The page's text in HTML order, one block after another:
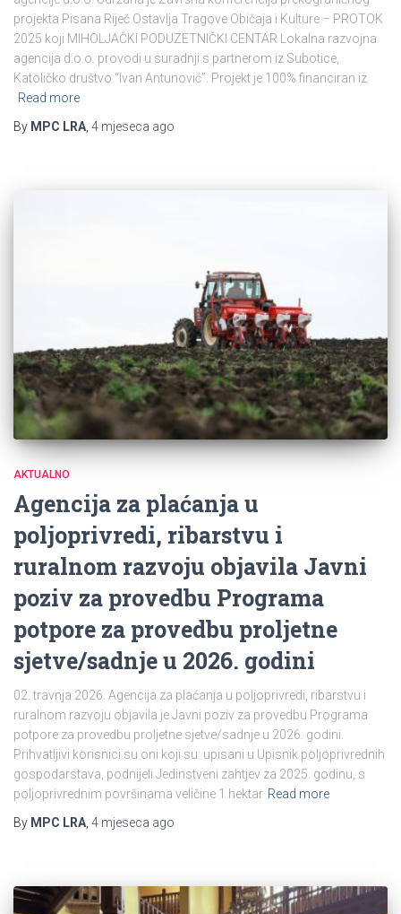
projekta Pisana Riječ Ostavlja Tragove Običaja i Kulture – PROTOK
2025 koji MIHOLJAČKI PODUZETNIČKI CENTAR Lokalna razvojna
agencija d.o.o. provodi u suradnji s partnerom iz Subotice,
Katoličko društvo “Ivan Antunović”. Projekt je 100% financiran iz
Read more
By MPC LRA 4 mjeseca ago
AKTUALNO
Agencija za plaćanja u
poljoprivredi, ribarstvu i
ruralnom razvoju objavila Javni
poziv za provedbu Programa
potpore za provedbu proljetne
sjetve/sadnje u 2026. godini
02. travnja 2026. Agencija za plaćanja u poljoprivredi, ribarstvu i
ruralnom razvoju objavila je Javni poziv za provedbu Programa
potpore za provedbu proljetne sjetve/sadnje u 2026. godini.
Prihvatljivi korisnici su oni koji su: upisani u Upisnik poljoprivrednih
gospodarstava, podnijeli Jedinstveni zahtjev za 2025. godinu, s
poljoprivrednim površinama veličine 1 hektar Read more
By MPC LRA, 4 mjeseca ago